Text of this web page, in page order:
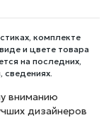
комплекте
и цвете товара
на последних,
сведениях.
вниманию
дизайнеров